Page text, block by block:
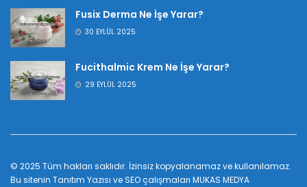
Fusix Derma Ne İşe Yarar?
30 EYLÜL 2025
Fucithalmic Krem Ne İşe Yarar?
29 EYLÜL 2025
© 2025 Tüm hakları saklıdır. İzinsiz kopyalanamaz ve kullanılamaz.
Bu sitenin Tanıtım Yazısı ve SEO çalışmaları MUKAS MEDYA